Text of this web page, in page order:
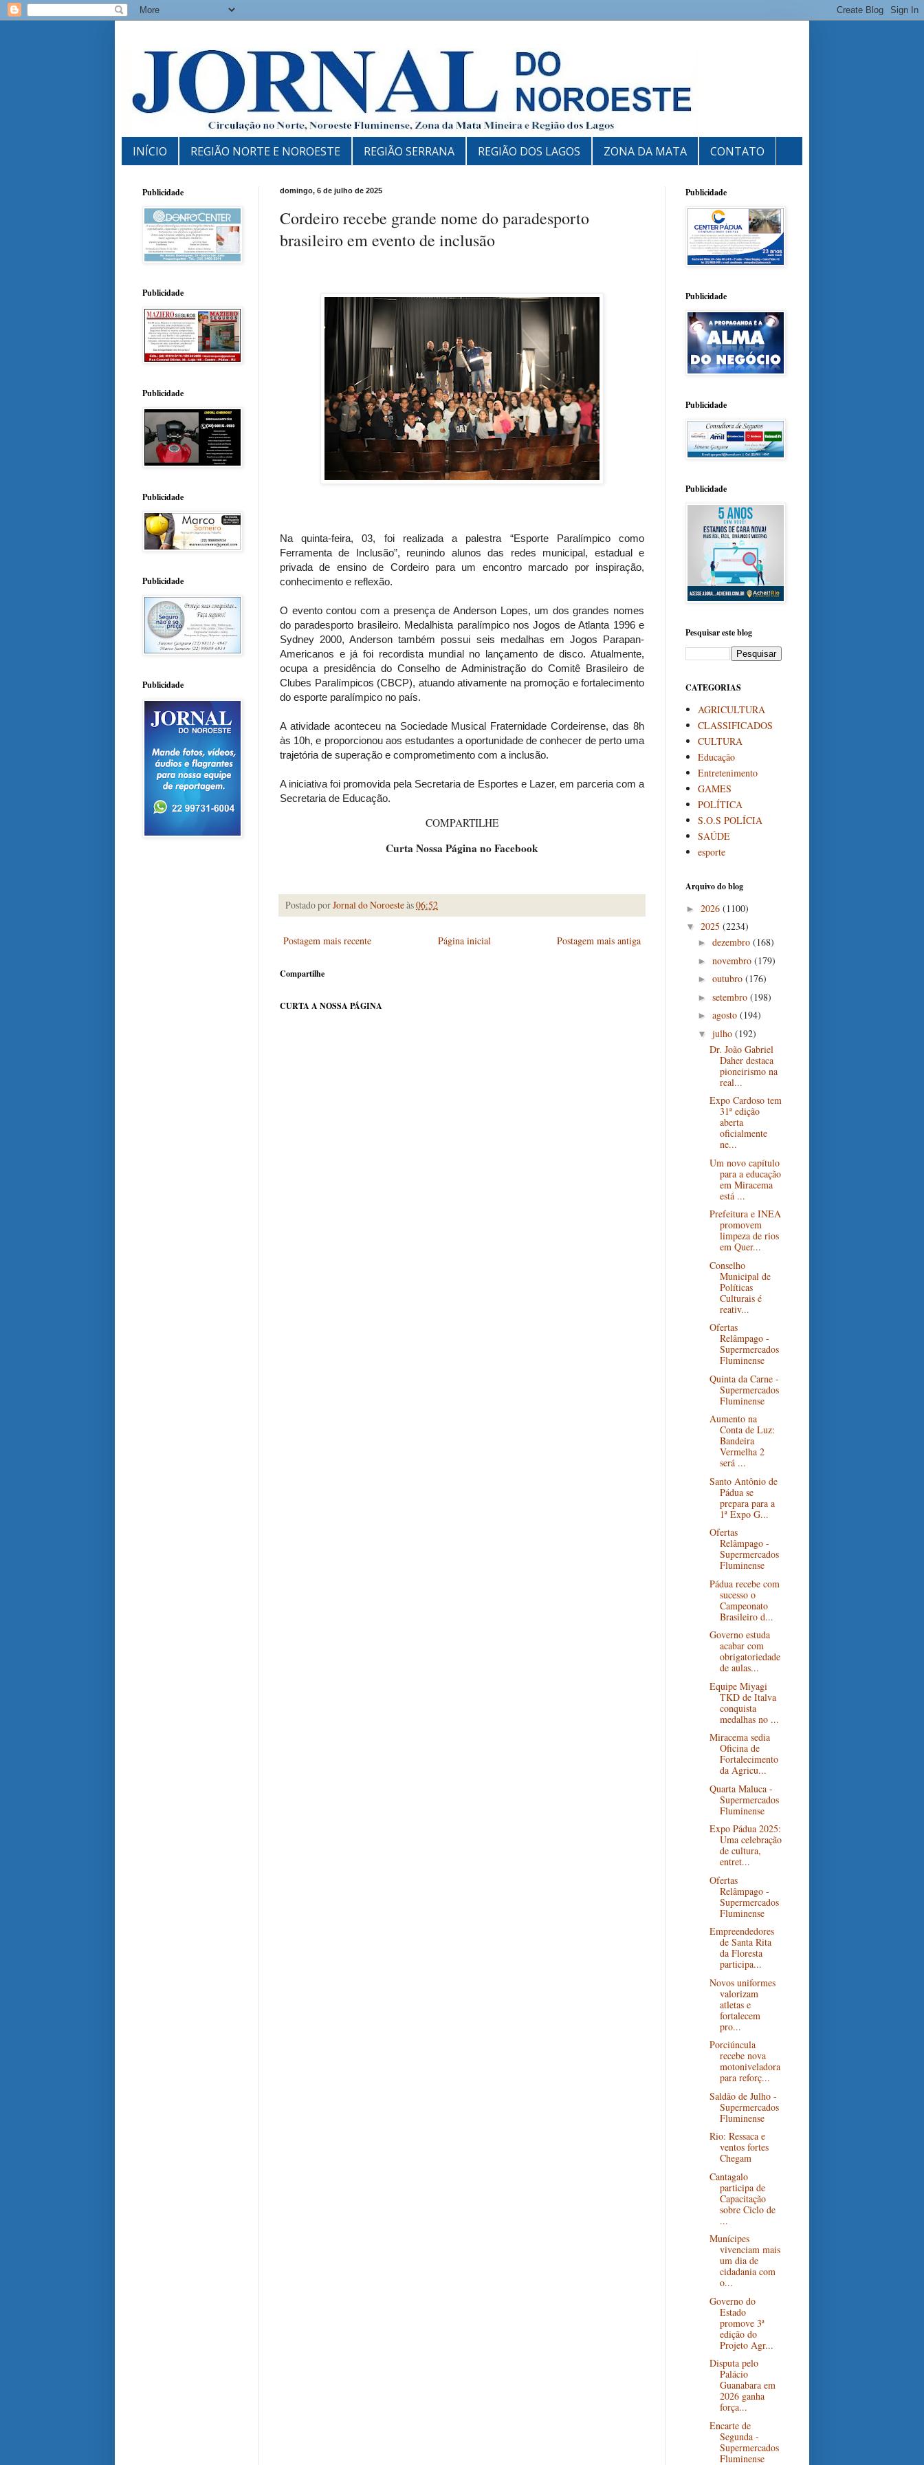
INÍCIO REGIÃO NORTE E NOROESTE REGIÃO SERRANA REGIÃO DOS LAGOS ZONA DA MATA CONTATO
domingo, 6 de julho de 2025
Cordeiro recebe grande nome do paradesporto
brasileiro em evento de inclusão
Na quinta-feira, 03, foi realizada a palestra “Esporte Paralímpico como
Ferramenta de Inclusão”, reunindo alunos das redes municipal, estadual e
privada de ensino de Cordeiro para um encontro marcado por inspiração,
conhecimento e reflexão.
O evento contou com a presença de Anderson Lopes, um dos grandes nomes
do paradesporto brasileiro. Medalhista paralímpico nos Jogos de Atlanta 1996 e
Sydney 2000, Anderson também possui seis medalhas em Jogos Parapan-
Americanos e já foi recordista mundial no lançamento de disco. Atualmente,
ocupa a presidência do Conselho de Administração do Comitê Brasileiro de
Clubes Paralímpicos (CBCP), atuando ativamente na promoção e fortalecimento
do esporte paralímpico no país.
A atividade aconteceu na Sociedade Musical Fraternidade Cordeirense, das 8h
às 10h, e proporcionou aos estudantes a oportunidade de conhecer de perto uma
trajetória de superação e comprometimento com a inclusão.
A iniciativa foi promovida pela Secretaria de Esportes e Lazer, em parceria com a
Secretaria de Educação.
COMPARTILHE
Curta Nossa Página no Facebook
Postado porJornal do Noroesteàs06:52
Postagem mais recente Postagem mais antiga
Página inicial
Compartilhe
CURTA A NOSSA PÁGINA
Publicidade
Publicidade
Publicidade
Publicidade
Publicidade
Publicidade
Publicidade
Publicidade
Publicidade
Publicidade
Pesquisar este blog
CATEGORIAS
AGRICULTURA
CLASSIFICADOS
CULTURA
Educação
Entretenimento
GAMES
POLÍTICA
S.O.S POLÍCIA
SAÚDE
esporte
Arquivo do blog
► 2026 (1100)
▼ 2025 (2234)
► dezembro (168)
► novembro (179)
► outubro (176)
► setembro (198)
► agosto (194)
▼ julho (192)
Dr. João Gabriel
Daher destaca
pioneirismo na
real...
Expo Cardoso tem
31ª edição
aberta
oficialmente
ne...
Um novo capítulo
para a educação
em Miracema
está ...
Prefeitura e INEA
promovem
limpeza de rios
em Quer...
Conselho
Municipal de
Políticas
Culturais é
reativ...
Ofertas
Relâmpago -
Supermercados
Fluminense
Quinta da Carne -
Supermercados
Fluminense
Aumento na
Conta de Luz:
Bandeira
Vermelha 2
será ...
Santo Antônio de
Pádua se
prepara para a
1ª Expo G...
Ofertas
Relâmpago -
Supermercados
Fluminense
Pádua recebe com
sucesso o
Campeonato
Brasileiro d...
Governo estuda
acabar com
obrigatoriedade
de aulas...
Equipe Miyagi
TKD de Italva
conquista
medalhas no ...
Miracema sedia
Oficina de
Fortalecimento
da Agricu...
Quarta Maluca -
Supermercados
Fluminense
Expo Pádua 2025:
Uma celebração
de cultura,
entret...
Ofertas
Relâmpago -
Supermercados
Fluminense
Empreendedores
de Santa Rita
da Floresta
participa...
Novos uniformes
valorizam
atletas e
fortalecem
pro...
Porciúncula
recebe nova
motoniveladora
para reforç...
Saldão de Julho -
Supermercados
Fluminense
Rio: Ressaca e
ventos fortes
Chegam
Cantagalo
participa de
Capacitação
sobre Ciclo de
...
Munícipes
vivenciam mais
um dia de
cidadania com
o...
Governo do
Estado
promove 3ª
edição do
Projeto Agr...
Disputa pelo
Palácio
Guanabara em
2026 ganha
força...
Encarte de
Segunda -
Supermercados
Fluminense